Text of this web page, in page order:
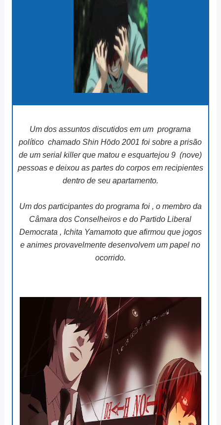
Um dos assuntos discutidos em um programa
político chamado Shin Hōdo 2001 foi sobre a prisão
de um serial killer que matou e esquartejou 9 (nove)
pessoas e deixou as partes do corpos em recipientes
dentro de seu apartamento.
Um dos participantes do programa foi , o membro da
Câmara dos Conselheiros e do Partido Liberal
Democrata , Ichita Yamamoto que afirmou que jogos
e animes provavelmente desenvolvem um papel no
ocorrido.